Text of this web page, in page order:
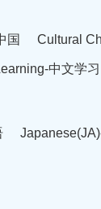
国 Cultural
中文学习